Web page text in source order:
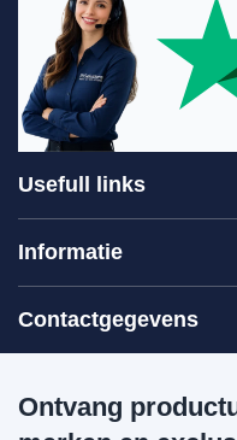
Usefull links
Informatie
Contactgegevens
Ontvang